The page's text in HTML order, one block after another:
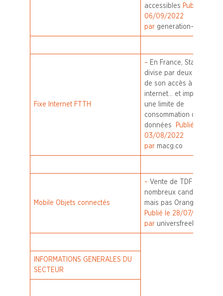
accessibles Publié le
06/09/2022
par generation-nt.com
Fixe Internet FTTH
– En France, Starlink
divise par deux le prix
de son accès à
internet… et impose
une limite de
consommation des
données Publié le
03/08/2022
par macg.co
Mobile Objets connectés
– Vente de TDF : de
nombreux candidats,
mais pas Orange
Publié le 28/07/2022
par universfreebox.com
INFORMATIONS GENERALES DU
SECTEUR